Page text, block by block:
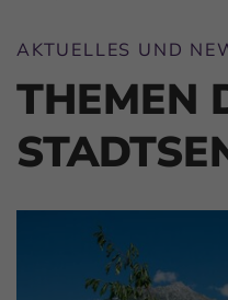
AKTUELLES UND
THEMEN